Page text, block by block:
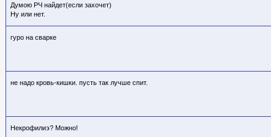
Думою РЧ найдет(если захочет)
Ну или нет.
гуро на сварке
не надо кровь-кишки. пусть так лучше спит.
Некрофилиэ? Можно!